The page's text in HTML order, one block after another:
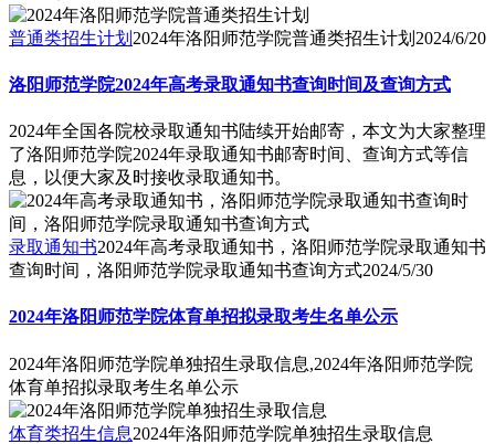
普通类招生计划 2024年洛阳师范学院普通类招生计划 2024/6/20
洛阳师范学院2024年高考录取通知书查询时间及查询方式
2024年全国各院校录取通知书陆续开始邮寄，本文为大家整理
了洛阳师范学院2024年录取通知书邮寄时间、查询方式等信
息，以便大家及时接收录取通知书。
录取通知书2024年高考录取通知书，洛阳师范学院录取通知书
查询时间，洛阳师范学院录取通知书查询方式2024/5/30
2024年洛阳师范学院体育单招拟录取考生名单公示
2024年洛阳师范学院单独招生录取信息,2024年洛阳师范学院
体育单招拟录取考生名单公示
体育类招生信息2024年洛阳师范学院单独招生录取信息